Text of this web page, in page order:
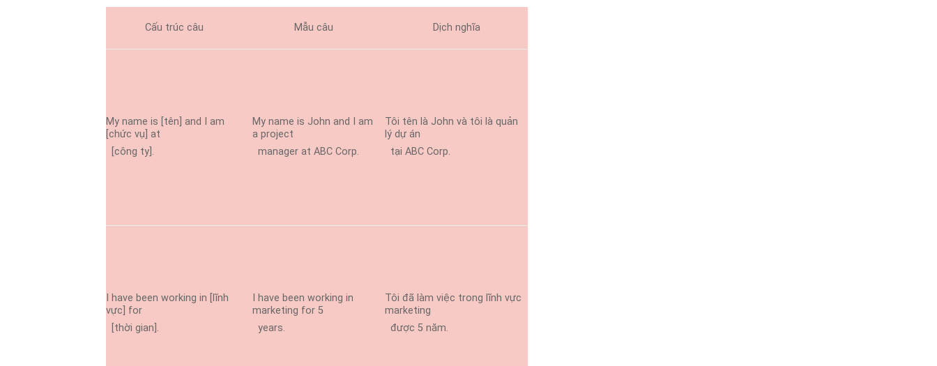
Cấu trúc câu Mẫu câu Dịch nghĩa
My name is [tên] and I am
[chức vụ] at
[công ty].
My name is John and I am
a project
manager at ABC Corp.
Tôi tên là John và tôi là quản
lý dự án
tại ABC Corp.
I have been working in [lĩnh
vực] for
[thời gian].
I have been working in
marketing for 5
years.
Tôi đã làm việc trong lĩnh vực
marketing
được 5 năm.